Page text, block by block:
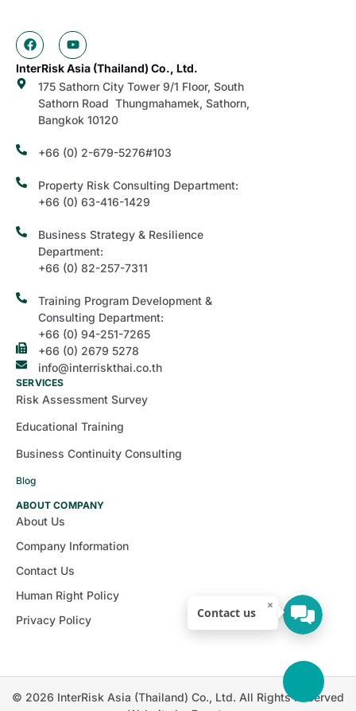
InterRisk Asia (Thailand) Co., Ltd.
175 Sathorn City Tower 9/1 Floor, South
Sathorn Road Thungmahamek, Sathorn,
Bangkok 10120
+66 (0) 2-679-5276#103
Property Risk Consulting Department:
+66 (0) 63-416-1429
Business Strategy & Resilience
Department:
+66 (0) 82-257-7311
Training Program Development &
Consulting Department:
+66 (0) 94-251-7265
+66 (0) 2679 5278
info@interriskthai.co.th
SERVICES
Risk Assessment Survey
Educational Training
Business Continuity Consulting
Blog
ABOUT COMPANY
About Us
Company Information
Contact Us
Human Right Policy
Privacy Policy
×
Contact us
© 2026 InterRisk Asia (Thailand) Co., Ltd. All Rights Reserved